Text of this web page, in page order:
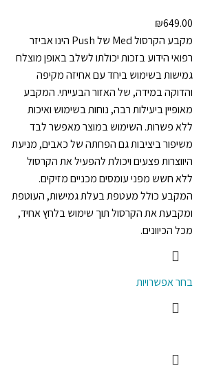
₪649.00
מקבע הקרסול Med של Push הינו אביזר
רפואי הידוע בזכות יכולתו לשלב באופן מוצלח
גמישות בשימוש ביחד עם אחיזה מקיפה
והדוקה במידה, של האזור הבעייתי. המקבע
מאופיין ביעילות רבה, נוחות בשימוש ואיכות
ללא פשרות. השימוש במוצר מאפשר לבד
משיפור ביציבות גם הפחתה של כאבים, מניעת
היווצרות פצעים ויכולת להפעיל את הקרסול
ללא חשש מפני עומסים מכניים מזיקים.
המקבע כולל מעטפת בעלת גמישות, העוטפת
ומקבעת את הקרסול תוך שימוש בלחץ אחיד,
מכל הכיוונים.
בחר אפשרויות